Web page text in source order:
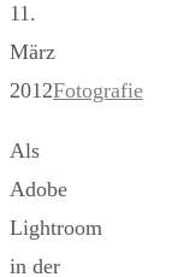
11.
März
2012Fotografie
Als
Adobe
Lightroom
in der